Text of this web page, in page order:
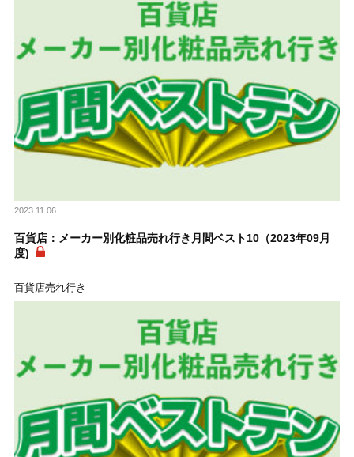
2023.11.06
百貨店：メーカー別化粧品売れ行き月間ベスト10（2023年09月
度)
百貨店売れ行き